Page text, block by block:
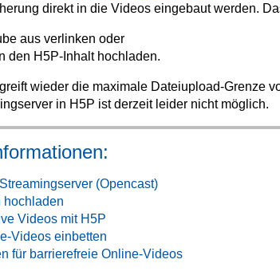
direkt in die Videos eingebaut werden.
aus verlinken oder
den H5P-Inhalt hochladen.
wieder die maximale Dateiupload-Grenze
in H5P ist derzeit leider nicht möglich.
(Opencast)
hochladen
Videos mit H5P
Videos einbetten
für barrierefreie Online-Videos